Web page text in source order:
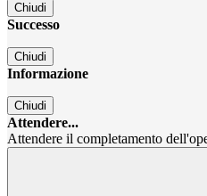
Chiudi
Successo
Chiudi
Informazione
Chiudi
Attendere...
Attendere il completamento